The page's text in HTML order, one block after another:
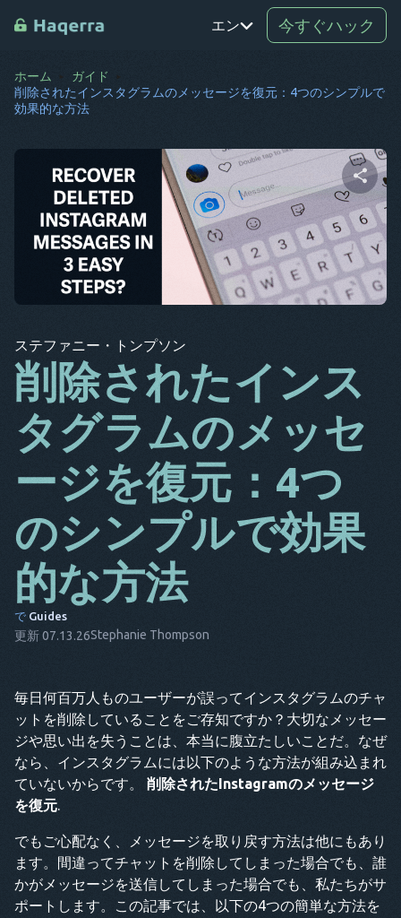
エン
白金
ロ
デ
コウ
エル
CS
ダ
それは
FR
NL
今すぐハック
ホーム
ガイド
削除されたインスタグラムのメッセージを復元：4つのシンプルで
効果的な方法
この記事をシェアする
ツイッター フェイスブック コピーリンク
ステファニー・トンプソン
削除されたインス
タグラムのメッセ
ージを復元：4つ
のシンプルで効果
的な方法
で Guides
更新 07.13.26Stephanie Thompson
毎日何百万人ものユーザーが誤ってインスタグラムのチャ
ットを削除していることをご存知ですか？大切なメッセー
ジや思い出を失うことは、本当に腹立たしいことだ。なぜ
なら、インスタグラムには以下のような方法が組み込まれ
ていないからです。 削除されたInstagramのメッセージ
を復元.
でもご心配なく、メッセージを取り戻す方法は他にもあり
ます。間違ってチャットを削除してしまった場合でも、誰
かがメッセージを送信してしまった場合でも、私たちがサ
ポートします。この記事では、以下の4つの簡単な方法を